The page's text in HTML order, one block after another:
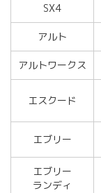
SX4
アルト
アルトワークス
エスクード
エブリー
エブリー
ランディ